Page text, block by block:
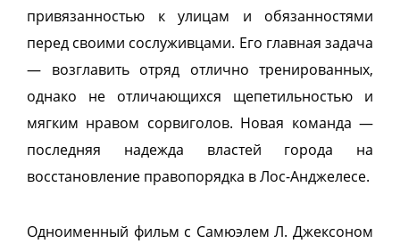
привязанностью к улицам и обязанностями
перед своими сослуживцами. Его главная задача
— возглавить отряд отлично тренированных,
однако не отличающихся щепетильностью и
мягким нравом сорвиголов. Новая команда —
последняя надежда властей города на
восстановление правопорядка в Лос-Анджелесе.
Одноименный фильм с Самюэлем Л. Джексоном